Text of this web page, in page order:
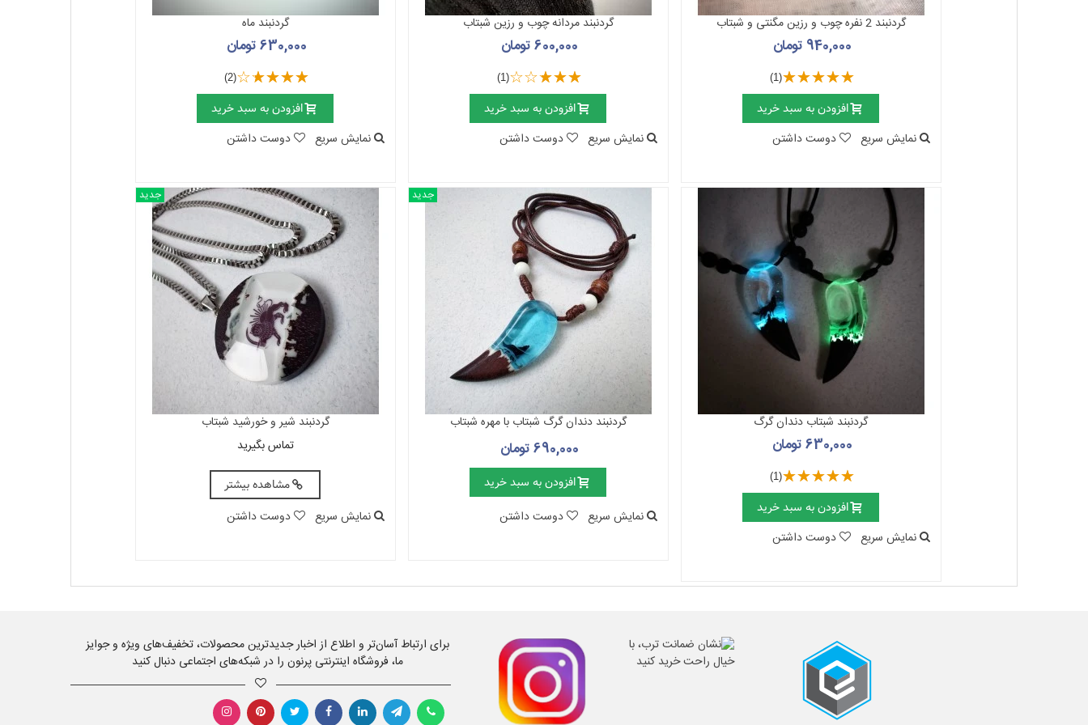
گردنبند 2 نفره چوب و رزین مگنتی و شبتاب
940,000 تومان
(1)
افزودن به سبد خرید
نمایش سریع
دوست داشتن
گردنبند مردانه چوب و رزین شبتاب
600,000 تومان
(1)
افزودن به سبد خرید
نمایش سریع
دوست داشتن
گردنبند ماه
630,000 تومان
(2)
افزودن به سبد خرید
نمایش سریع
دوست داشتن
گردنبند شبتاب دندان گرگ
630,000 تومان
(1)
افزودن به سبد خرید
نمایش سریع
دوست داشتن
جدید
گردنبند دندان گرگ شبتاب با مهره شبتاب
690,000 تومان
افزودن به سبد خرید
نمایش سریع
دوست داشتن
جدید
گردنبند شیر و خورشید شبتاب
تماس بگیرید
مشاهده بیشتر
نمایش سریع
دوست داشتن
برای ارتباط آسان‌تر و اطلاع از اخبار جدیدترین محصولات، تخفیف‌های ویژه و جوایز
ما، فروشگاه اینترنتی پرنون را در شبکه‌های اجتماعی دنبال کنید